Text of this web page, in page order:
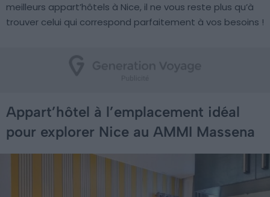
meilleurs appart’hôtels à Nice, il ne vous reste plus qu’à
trouver celui qui correspond parfaitement à vos besoins !
Appart’hôtel à l’emplacement idéal
pour explorer Nice au AMMI Massena